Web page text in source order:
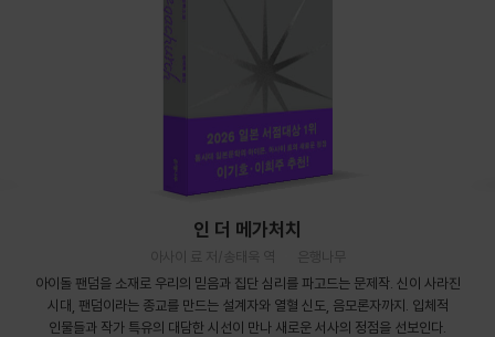
인 더 메가처치
아사이 료 저/송태욱 역
은행나무
아이돌 팬덤을 소재로 우리의 믿음과 집단 심리를 파고드는 문제작. 신이 사라진
시대, 팬덤이라는 종교를 만드는 설계자와 열혈 신도, 음모론자까지. 입체적
인물들과 작가 특유의 대담한 시선이 만나 새로운 서사의 정점을 선보인다.